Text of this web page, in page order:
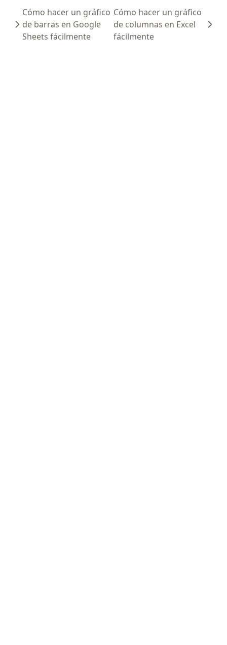
Cómo hacer un gráfico
de barras en Google
Sheets fácilmente
Cómo hacer un gráfico
de columnas en Excel
fácilmente